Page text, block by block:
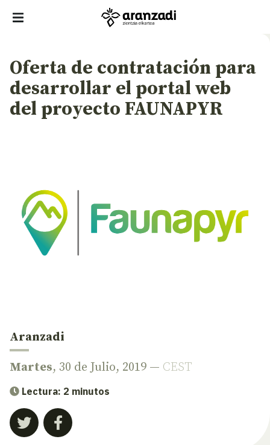
Oferta de contratación para
desarrollar el portal web
del proyecto FAUNAPYR
Aranzadi
Martes, 30 de Julio, 2019 — CEST
Lectura: 2 minutos